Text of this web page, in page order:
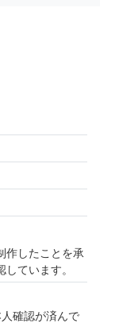
作したことを承
ています。
確認が済んで